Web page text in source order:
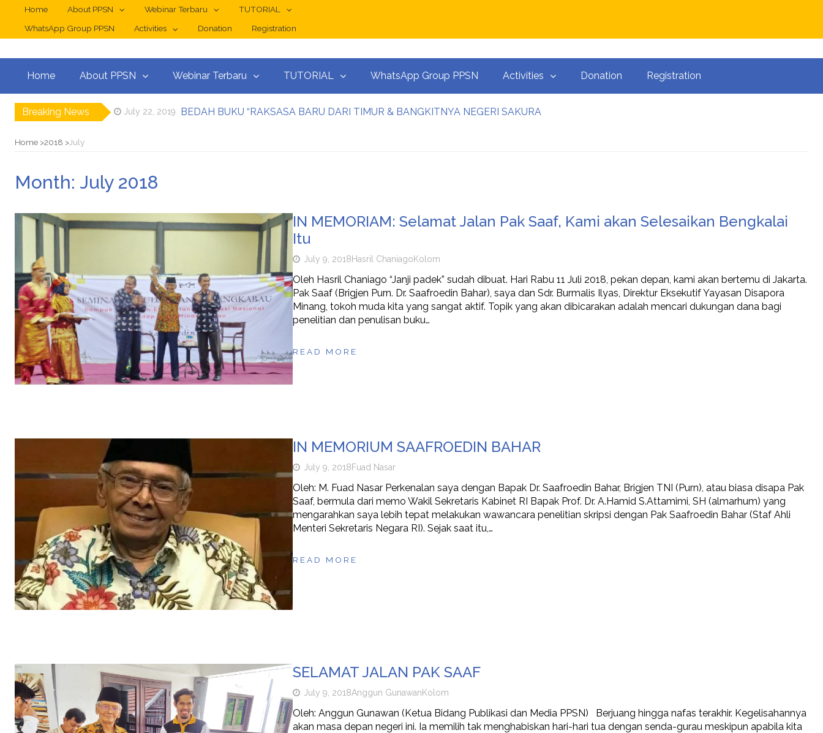
Home About PPSN Webinar Terbaru
TUTORIAL
WhatsApp Group PPSN
Activities Donation Registration
Home About PPSN Webinar Terbaru TUTORIAL WhatsApp Group PPSN Activities Donation Registration
Breaking News July 22, 2019 BEDAH BUKU “RAKSASA BARU DARI TIMUR & BANGKITNYA NEGERI SAKURA
August 13, 2019
Home 2018 July
Month: July 2018
IN MEMORIAM: Selamat Jalan Pak Saaf, Kami akan Selesaikan Bengkalai
Itu
July 9, 2018Hasril ChaniagoKolom
Oleh Hasril Chaniago “Janji padek” sudah dibuat. Hari Rabu 11 Juli 2018, pekan depan, kami akan bertemu di Jakarta.
Pak Saaf (Brigjen Purn. Dr. Saafroedin Bahar), saya dan Sdr. Burmalis Ilyas, Direktur Eksekutif Yayasan Disapora
Minang, tokoh muda kita yang sangat aktif. Topik yang akan dibicarakan adalah mencari dukungan dana bagi
penelitian dan penulisan buku…
READ MORE
IN MEMORIUM SAAFROEDIN BAHAR
July 9, 2018Fuad Nasar
Oleh: M. Fuad Nasar Perkenalan saya dengan Bapak Dr. Saafroedin Bahar, Brigjen TNI (Purn), atau biasa disapa Pak
Saaf, bermula dari memo Wakil Sekretaris Kabinet RI Bapak Prof. Dr. A.Hamid S.Attamimi, SH (almarhum) yang
mengarahkan saya lebih tepat melakukan wawancara penelitian skripsi dengan Pak Saafroedin Bahar (Staf Ahli
Menteri Sekretaris Negara RI). Sejak saat itu,…
READ MORE
SELAMAT JALAN PAK SAAF
July 9, 2018Anggun GunawanKolom
Oleh: Anggun Gunawan (Ketua Bidang Publikasi dan Media PPSN) Berjuang hingga nafas terakhir. Kegelisahannya
akan masa depan negeri ini. Ia memilih tak menghabiskan hari-hari tua dengan senda-gurau meskipun apabila kita